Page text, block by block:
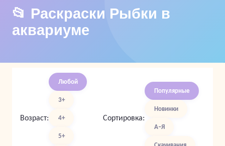
📂 Раскраски Рыбки в
аквариуме
Возраст:
Любой
3+
4+
5+
Сортировка:
Популярные
Новинки
А–Я